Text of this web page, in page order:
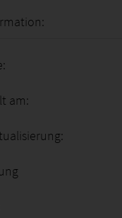
am: